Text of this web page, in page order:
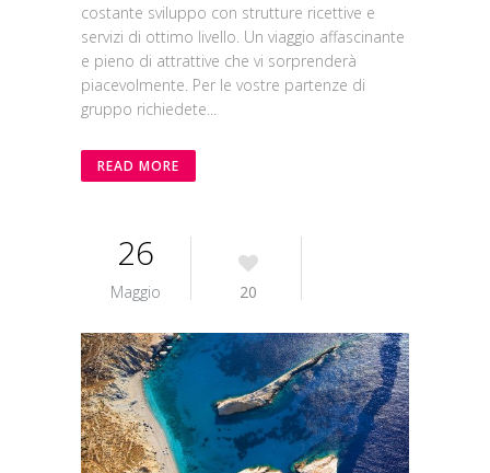
costante sviluppo con strutture ricettive e
servizi di ottimo livello. Un viaggio affascinante
e pieno di attrattive che vi sorprenderà
piacevolmente. Per le vostre partenze di
gruppo richiedete...
READ MORE
26
Maggio 20